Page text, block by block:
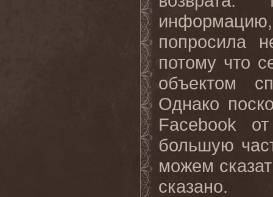
попросила
потому что
объектом
Однако
Facebook
большую
можем
сказано.